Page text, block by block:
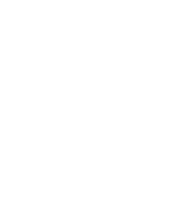
entornos que sean a la vez